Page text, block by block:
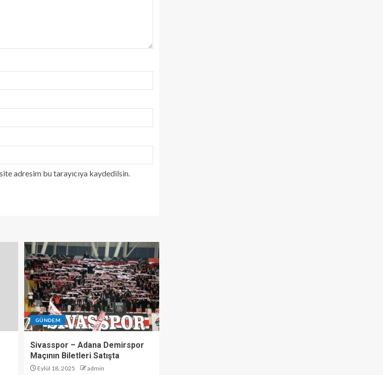
adresim bu tarayıcıya kaydedilsin.
GÜNDEM
Sivasspor – Adana Demirspor
Maçının Biletleri Satışta
Eylül 18, 2025 admin